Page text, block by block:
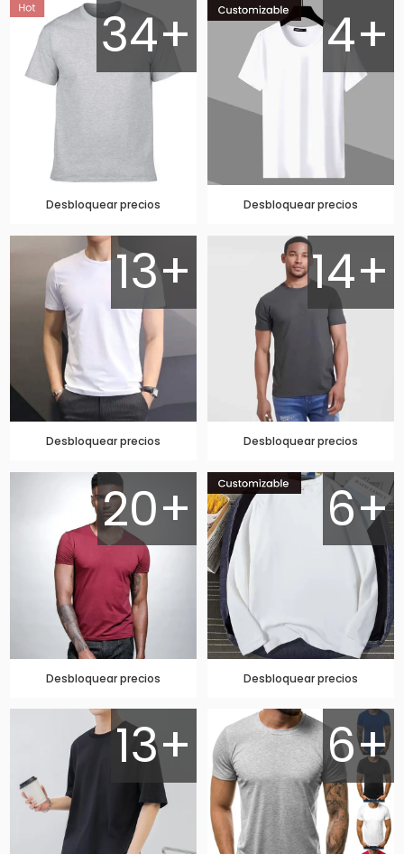
34+
Desbloquear precios
4+
Desbloquear precios
13+
Desbloquear precios
14+
Desbloquear precios
20+
Desbloquear precios
6+
Desbloquear precios
13+ 6+